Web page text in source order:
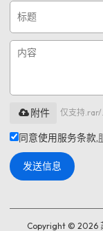
仅支持
附件
同意使用服务条款,
发送信息
Copyright © 2026